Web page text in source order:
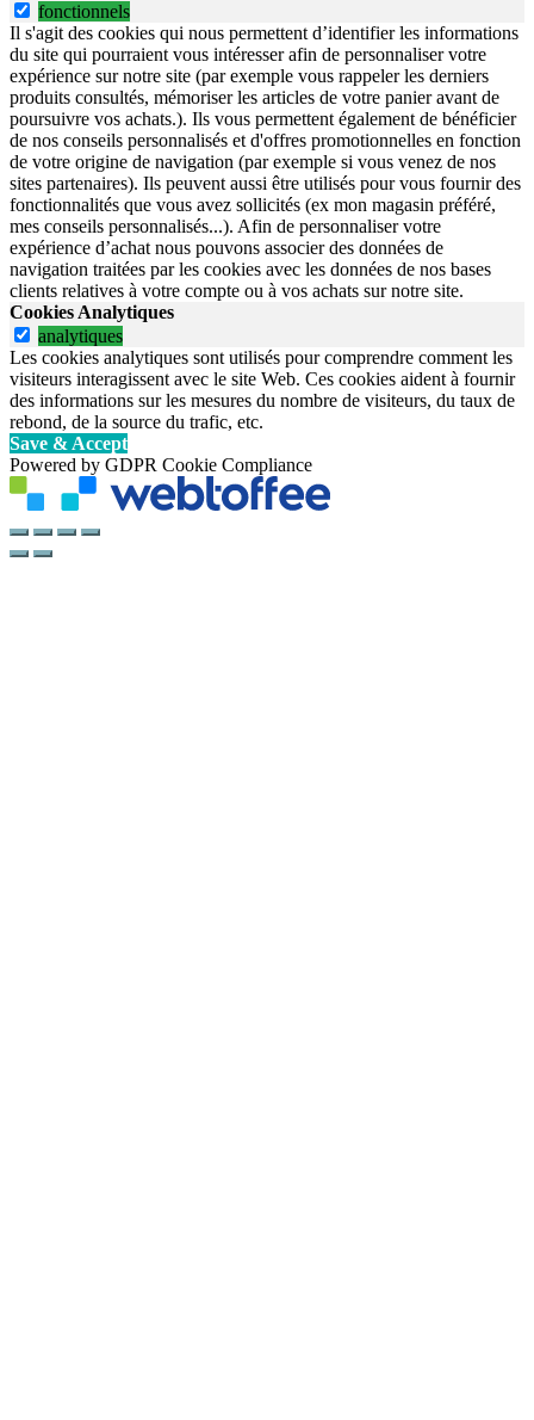
fonctionnels
Il s'agit des cookies qui nous permettent d’identifier les informations
du site qui pourraient vous intéresser afin de personnaliser votre
expérience sur notre site (par exemple vous rappeler les derniers
produits consultés, mémoriser les articles de votre panier avant de
poursuivre vos achats.). Ils vous permettent également de bénéficier
de nos conseils personnalisés et d'offres promotionnelles en fonction
de votre origine de navigation (par exemple si vous venez de nos
sites partenaires). Ils peuvent aussi être utilisés pour vous fournir des
fonctionnalités que vous avez sollicités (ex mon magasin préféré,
mes conseils personnalisés...). Afin de personnaliser votre
expérience d’achat nous pouvons associer des données de
navigation traitées par les cookies avec les données de nos bases
clients relatives à votre compte ou à vos achats sur notre site.
Cookies Analytiques
analytiques
Les cookies analytiques sont utilisés pour comprendre comment les
visiteurs interagissent avec le site Web. Ces cookies aident à fournir
des informations sur les mesures du nombre de visiteurs, du taux de
rebond, de la source du trafic, etc.
Save & Accept
Powered by GDPR Cookie Compliance